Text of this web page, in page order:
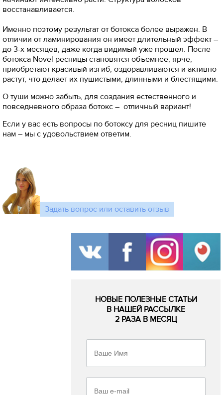
восстанавливается.
Именно поэтому результат от ботокса более выражен. В
отличии от ламинирования он имеет длительный эффект –
до 3-х месяцев, даже когда видимый уже прошел. После
ботокса Novel ресницы становятся объемнее, ярче,
приобретают красивый изгиб, оздоравливаются и активно
растут, что делает их пушистыми, длинными и блестящими.
О туши можно забыть, для создания естественного и
повседневного образа ботокс – отличный вариант!
Если у вас есть вопросы по ботоксу для ресниц пишите
нам – мы с удовольствием ответим.
Задать вопрос или оставить отзыв
НОВЫЕ ПОЛЕЗНЫЕ СТАТЬИ
В НАШЕЙ РАССЫЛКЕ
2 РАЗА В МЕСЯЦ